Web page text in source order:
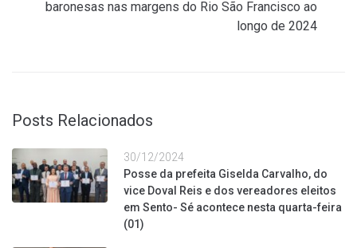
baronesas nas margens do Rio São Francisco ao
longo de 2024
Posts Relacionados
30/12/2024
Posse da prefeita Giselda Carvalho, do
vice Doval Reis e dos vereadores eleitos
em Sento- Sé acontece nesta quarta-feira
(01)